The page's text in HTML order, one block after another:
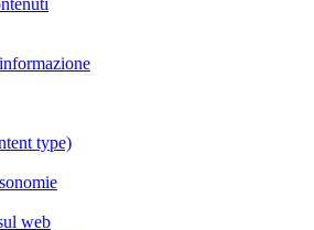
type)
web